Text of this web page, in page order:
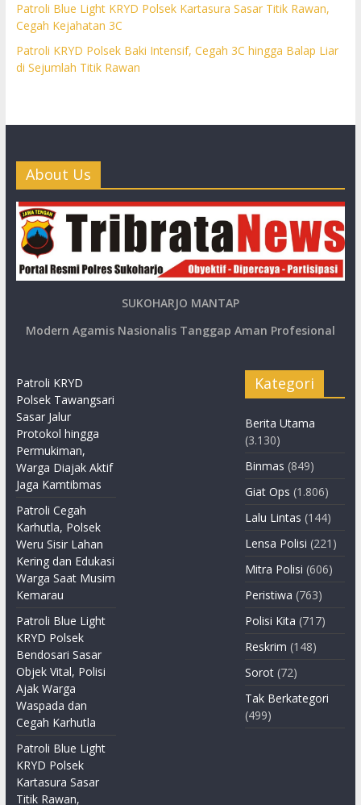
Patroli Blue Light KRYD Polsek Kartasura Sasar Titik Rawan,
Cegah Kejahatan 3C
Patroli KRYD Polsek Baki Intensif, Cegah 3C hingga Balap Liar
di Sejumlah Titik Rawan
About Us
SUKOHARJO MANTAP
Modern Agamis Nasionalis Tanggap Aman Profesional
Patroli KRYD
Polsek Tawangsari
Sasar Jalur
Protokol hingga
Permukiman,
Warga Diajak Aktif
Jaga Kamtibmas
Patroli Cegah
Karhutla, Polsek
Weru Sisir Lahan
Kering dan Edukasi
Warga Saat Musim
Kemarau
Patroli Blue Light
KRYD Polsek
Bendosari Sasar
Objek Vital, Polisi
Ajak Warga
Waspada dan
Cegah Karhutla
Patroli Blue Light
KRYD Polsek
Kartasura Sasar
Titik Rawan,
Kategori
Berita Utama
(3.130)
Binmas (849)
Giat Ops (1.806)
Lalu Lintas (144)
Lensa Polisi (221)
Mitra Polisi (606)
Peristiwa (763)
Polisi Kita (717)
Reskrim (148)
Sorot (72)
Tak Berkategori
(499)